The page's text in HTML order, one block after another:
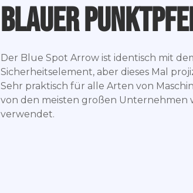
Blauer
Der Blue Spot Arrow ist identisch mit
Sicherheitselement, aber dieses Mal
Sehr praktisch für alle Arten von
von den meisten großen Unternehmen
verwendet.